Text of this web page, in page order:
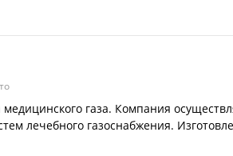
газа. Компания
лечебного газоснабжения.